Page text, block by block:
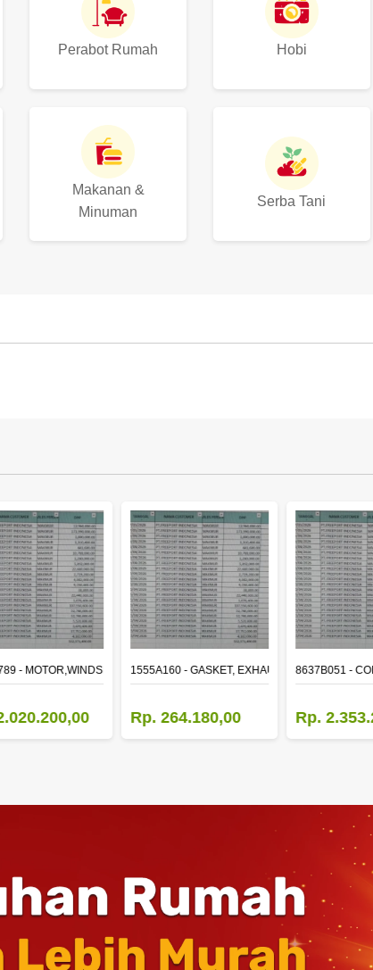
Perabot Rumah Hobi
Makanan &
Minuman
Serba Tani
- MOTOR,WINDSHIELD WIPER1555A160 - GASKET, EXHAUST MANIFOLD
Rp. 264.180,00
8637B051 -
Rp.